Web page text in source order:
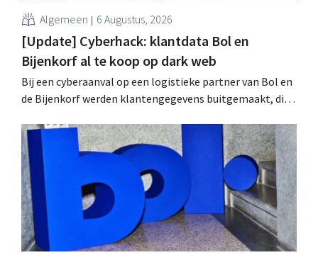
Algemeen 6 Augustus, 2026
[Update] Cyberhack: klantdata Bol en
Bijenkorf al te koop op dark web
Bij een cyberaanval op een logistieke partner van Bol en
de Bijenkorf werden klantengegevens buitgemaakt, die
De retailers roepen klanten op alert te zijn voor
phishing.